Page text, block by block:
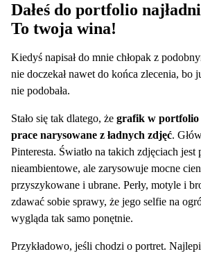
Dałeś do portfolio
To twoja wina!
Kiedyś napisał do mnie chłopak z
nie doczekał nawet do końca zlecenia, bo
nie podobała.
Stało się tak dlatego, że grafik w portfolio
prace narysowane z ładnych zdjęć.
Pinteresta. Światło na takich zdjęciach jest
nieambientowe, ale zarysowuje mocne
przyszykowane i ubrane. Perły, motyle i
zdawać sobie sprawy, że jego selfie na
wygląda tak samo ponętnie.
Przykładowo, jeśli chodzi o portret.